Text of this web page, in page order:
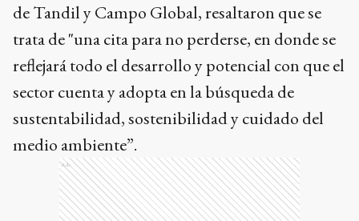
de Tandil y Campo Global, resaltaron que se
trata de "una cita para no perderse, en donde se
reflejará todo el desarrollo y potencial con que el
sector cuenta y adopta en la búsqueda de
sustentabilidad, sostenibilidad y cuidado del
medio ambiente”.
Ads